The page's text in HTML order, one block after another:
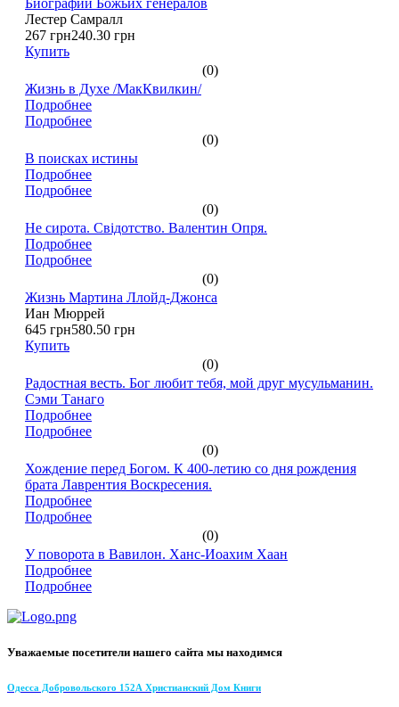
Биографии Божьих генералов
Лестер Самралл
267 грн240.30 грн
Купить
(0)
Жизнь в Духе /МакКвилкин/
Подробнее
Подробнее
(0)
В поисках истины
Подробнее
Подробнее
(0)
Не сирота. Свідотство. Валентин Опря.
Подробнее
Подробнее
(0)
Жизнь Мартина Ллойд-Джонса
Иан Мюррей
645 грн580.50 грн
Купить
(0)
Радостная весть. Бог любит тебя, мой друг мусульманин.
Сэми Танаго
Подробнее
Подробнее
(0)
Хождение перед Богом. К 400-летию со дня рождения
брата Лаврентия Воскресения.
Подробнее
Подробнее
(0)
У поворота в Вавилон. Ханс-Иоахим Хаан
Подробнее
Подробнее
Уважаемые посетители нашего сайта мы находимся
Одесса Добровольского 152А Христианский Дом Книги